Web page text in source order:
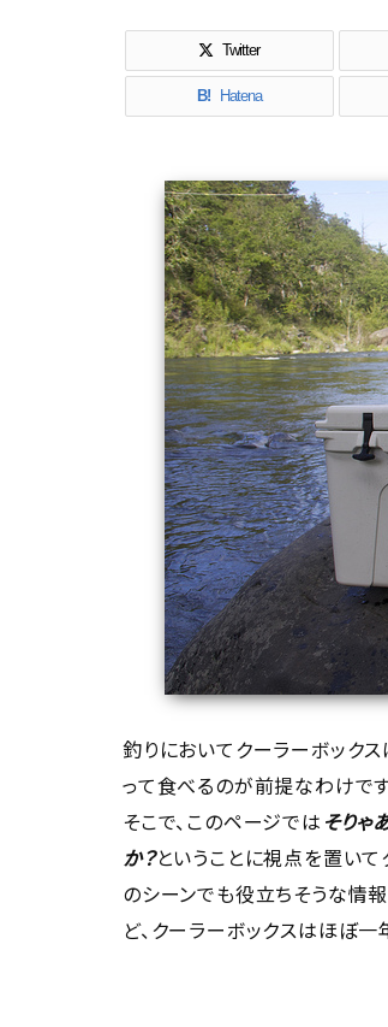
Twitter
B! Hatena
釣りにおいてクーラーボック
って食べるのが前提なわけです
そこで、このページでは そりゃ
か？ということに視点を置いて
のシーンでも役立ちそうな情
ど、クーラーボックスはほぼ